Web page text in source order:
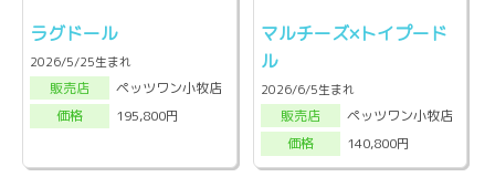
ラグドール
2026/5/25生まれ
販売店
ペッツワン小牧店
価格
195,800円
マルチーズ×トイプード
ル
2026/6/5生まれ
販売店
ペッツワン小牧店
価格
140,800円